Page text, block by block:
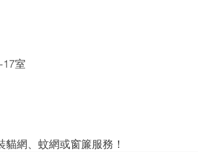
室
網、蚊網或窗簾服務！